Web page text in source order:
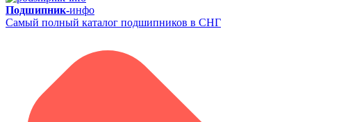
Подшипник-инфо
Самый полный каталог подшипников в СНГ